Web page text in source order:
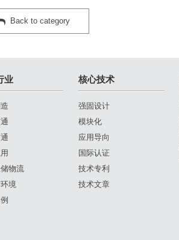
Back to category
业
物流
境
核心技术
强固设计
模块化
应用导向
国际认证
技术专利
技术文章